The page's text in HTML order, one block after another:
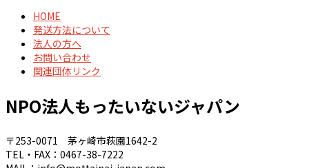
HOME
発送方法について
法人の方へ
お問い合わせ
関連団体リンク
NPO法人もったいないジャパン
〒253-0071 茅ヶ崎市萩園1642-2
TEL・FAX：0467-38-7222